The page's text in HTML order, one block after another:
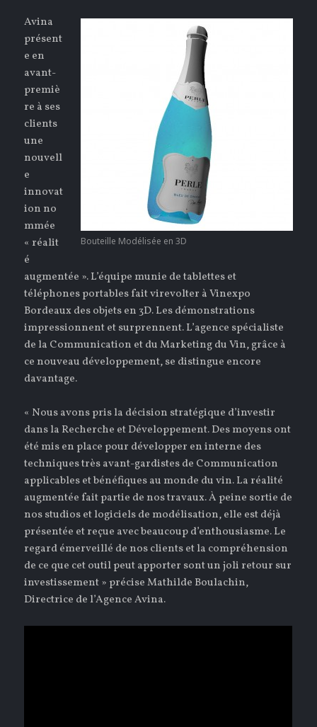
Bouteille Modélisée en 3D
Avina
présent
e en
avant-
premiè
re à ses
clients
une
nouvell
e
innovat
ion no
mmée
« réalit
é
augmentée ». L’équipe munie de tablettes et
téléphones portables fait virevolter à Vinexpo
Bordeaux des objets en 3D. Les démonstrations
impressionnent et surprennent. L’agence spécialiste
de la Communication et du Marketing du Vin, grâce à
ce nouveau développement, se distingue encore
davantage.
« Nous avons pris la décision stratégique d’investir
dans la Recherche et Développement. Des moyens ont
été mis en place pour développer en interne des
techniques très avant-gardistes de Communication
applicables et bénéfiques au monde du vin. La réalité
augmentée fait partie de nos travaux. À peine sortie de
nos studios et logiciels de modélisation, elle est déjà
présentée et reçue avec beaucoup d’enthousiasme. Le
regard émerveillé de nos clients et la compréhension
de ce que cet outil peut apporter sont un joli retour sur
investissement » précise Mathilde Boulachin,
Directrice de l’Agence Avina.